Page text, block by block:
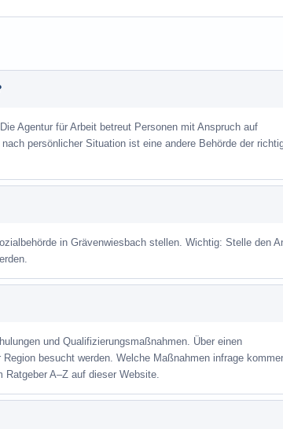
Agentur für Arbeit betreut Personen mit Anspruch auf
persönlicher Situation ist eine andere Behörde der
in Grävenwiesbach stellen. Wichtig: Stelle den
und Qualifizierungsmaßnahmen. Über einen
besucht werden. Welche Maßnahmen infrage
A–Z auf dieser Website.